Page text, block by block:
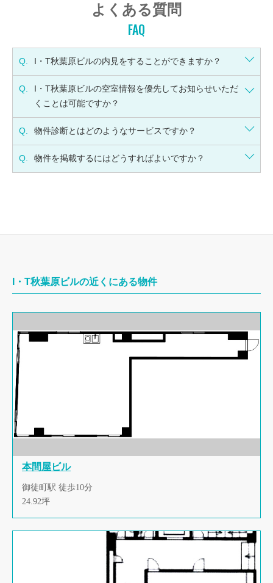
よくある質問
FAQ
Q. I・T秋葉原ビルの内見をすることができますか？
Q.
I・T秋葉原ビルの空室情報を優先してお知らせいただ
くことは可能ですか？
Q. 物件診断とはどのようなサービスですか？
Q. 物件を掲載するにはどうすればよいですか？
I・T秋葉原ビルの近くにある物件
本間屋ビル
御徒町駅 徒歩10分
24.92坪